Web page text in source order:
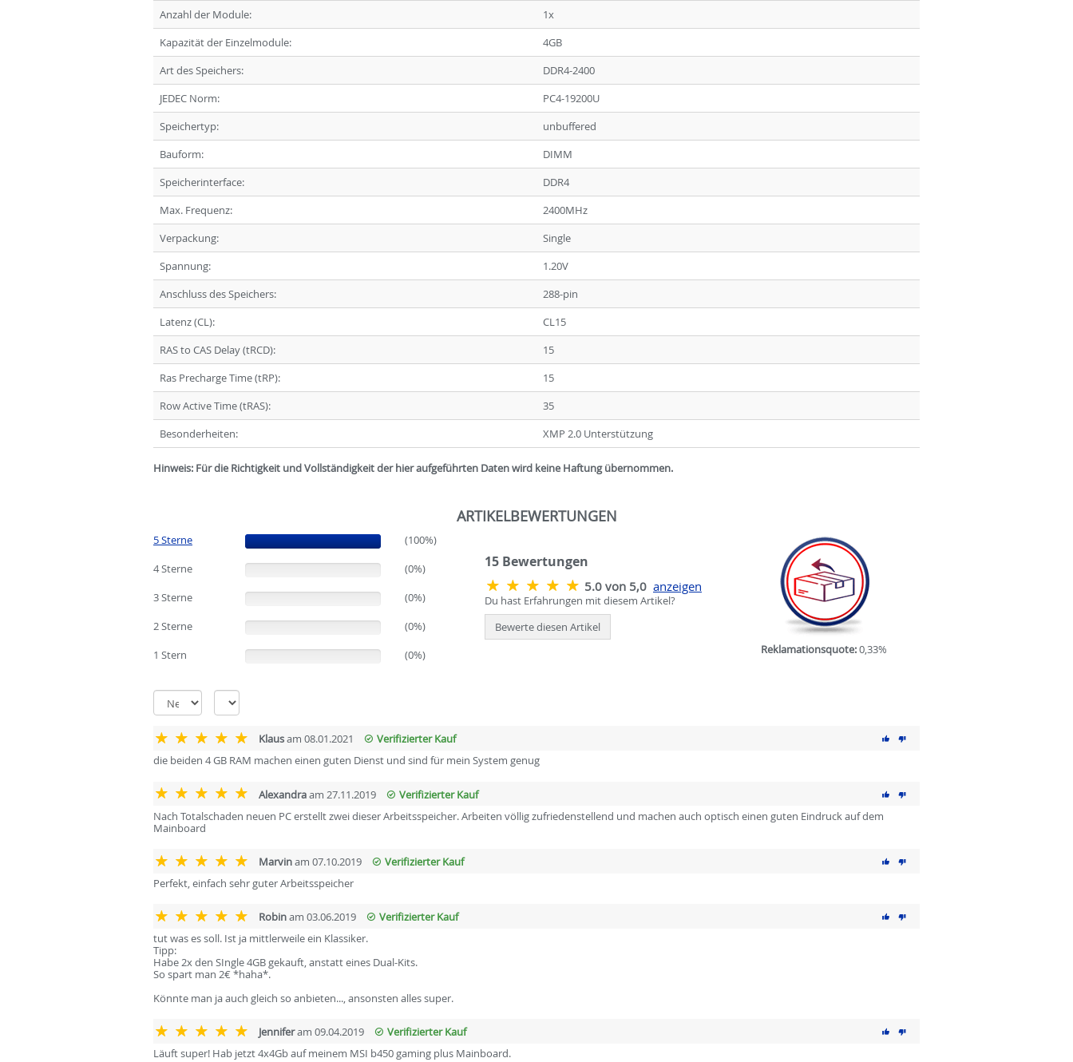
Anzahl der Module:
1x
Kapazität der Einzelmodule:
4GB
Art des Speichers:
DDR4-2400
JEDEC Norm:
PC4-19200U
Speichertyp:
unbuffered
Bauform:
DIMM
Speicherinterface:
DDR4
Max. Frequenz:
2400MHz
Verpackung:
Single
Spannung:
1.20V
Anschluss des Speichers:
288-pin
Latenz (CL):
CL15
RAS to CAS Delay (tRCD):
15
Ras Precharge Time (tRP):
15
Row Active Time (tRAS):
35
Besonderheiten:
XMP 2.0 Unterstützung
Hinweis: Für die Richtigkeit und Vollständigkeit der hier aufgeführten Daten wird keine Haftung übernommen.
ARTIKELBEWERTUNGEN
5 Sterne (100%)
(100%)
4 Sterne
(0%)
3 Sterne
(0%)
2 Sterne
(0%)
1 Stern
(0%)
15 Bewertungen
5.0 von 5,0 anzeigen
Du hast Erfahrungen mit diesem Artikel?
Bewerte diesen Artikel
Reklamationsquote:0,33%
Klausam 08.01.2021
Verifizierter Kauf
die beiden 4 GB RAM machen einen guten Dienst und sind für mein System genug
Alexandraam 27.11.2019
Verifizierter Kauf
Nach Totalschaden neuen PC erstellt zwei dieser Arbeitsspeicher. Arbeiten völlig zufriedenstellend und machen auch optisch einen guten Eindruck auf dem
Mainboard
Marvinam 07.10.2019
Verifizierter Kauf
Perfekt, einfach sehr guter Arbeitsspeicher
Robinam 03.06.2019
Verifizierter Kauf
tut was es soll. Ist ja mittlerweile ein Klassiker.
Tipp:
Habe 2x den SIngle 4GB gekauft, anstatt eines Dual-Kits.
So spart man 2€ *haha*.
Könnte man ja auch gleich so anbieten..., ansonsten alles super.
Jenniferam 09.04.2019
Verifizierter Kauf
Läuft super! Hab jetzt 4x4Gb auf meinem MSI b450 gaming plus Mainboard.